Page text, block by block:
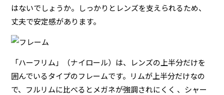
はないでしょうか。しっかりとレンズを支えられるため、
丈夫で安定感があります。
「ハーフリム」（ナイロール）は、レンズの上半分だけを
囲んでいるタイプのフレームです。リムが上半分だけなの
で、フルリムに比べるとメガネが強調されにくく 、シャー